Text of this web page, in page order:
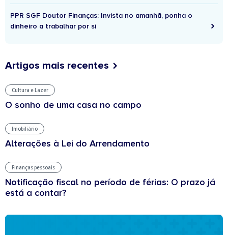
PPR SGF Doutor Finanças: Invista no amanhã, ponha o
dinheiro a trabalhar por si
Artigos mais recentes
Cultura e Lazer
O sonho de uma casa no campo
Imobiliário
Alterações à Lei do Arrendamento
Finanças pessoais
Notificação fiscal no período de férias: O prazo já
está a contar?